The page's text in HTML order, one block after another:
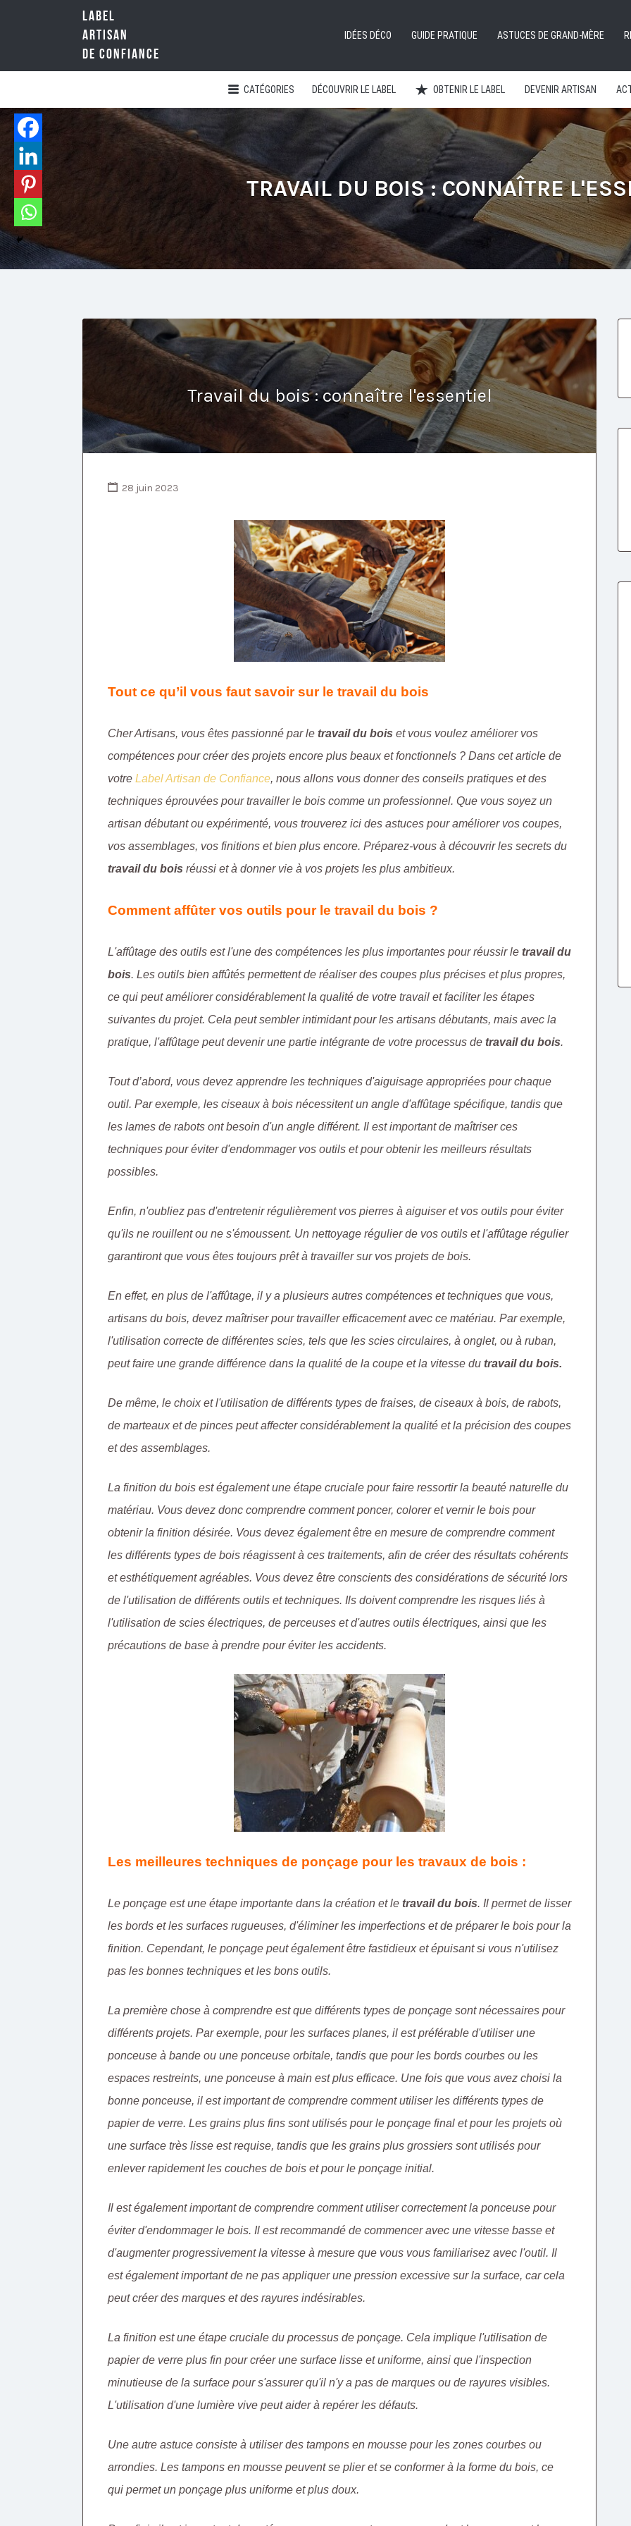
LABEL
ARTISAN
DE CONFIANCE
RÉFÉRENCE
QUALITÉ
NATIONALE
L'ARTISANAT
IDÉES DÉCO GUIDE PRATIQUE ASTUCES DE GRAND-MÈRE
Rechercher:
CATÉGORIES DÉCOUVRIR LE LABEL OBTENIR LE LABEL DEVENIR ARTISAN
TRAVAIL DU BOIS : CONNAÎTRE
Travail du bois : connaître l'essentiel
28 juin 2023
Tout ce qu’il vous faut savoir sur le travail du bois
Cher Artisans, vous êtes passionné par le travail du bois et vous voulez améliorer vos
compétences pour créer des projets encore plus beaux et fonctionnels ? Dans cet article de
votre Label Artisan de Confiance, nous allons vous donner des conseils pratiques et des
techniques éprouvées pour travailler le bois comme un professionnel. Que vous soyez un
artisan débutant ou expérimenté, vous trouverez ici des astuces pour améliorer vos coupes,
vos assemblages, vos finitions et bien plus encore. Préparez-vous à découvrir les secrets du
travail du bois réussi et à donner vie à vos projets les plus ambitieux.
Comment affûter vos outils pour le travail du bois ?
L'affûtage des outils est l'une des compétences les plus importantes pour réussir le travail du
bois. Les outils bien affûtés permettent de réaliser des coupes plus précises et plus propres,
ce qui peut améliorer considérablement la qualité de votre travail et faciliter les étapes
suivantes du projet. Cela peut sembler intimidant pour les artisans débutants, mais avec la
pratique, l'affûtage peut devenir une partie intégrante de votre processus de travail du bois.
Tout d’abord, vous devez apprendre les techniques d'aiguisage appropriées pour chaque
outil. Par exemple, les ciseaux à bois nécessitent un angle d'affûtage spécifique, tandis que
les lames de rabots ont besoin d'un angle différent. Il est important de maîtriser ces
techniques pour éviter d'endommager vos outils et pour obtenir les meilleurs résultats
possibles.
Enfin, n'oubliez pas d'entretenir régulièrement vos pierres à aiguiser et vos outils pour éviter
qu'ils ne rouillent ou ne s'émoussent. Un nettoyage régulier de vos outils et l'affûtage régulier
garantiront que vous êtes toujours prêt à travailler sur vos projets de bois.
En effet, en plus de l'affûtage, il y a plusieurs autres compétences et techniques que vous,
artisans du bois, devez maîtriser pour travailler efficacement avec ce matériau. Par exemple,
l'utilisation correcte de différentes scies, tels que les scies circulaires, à onglet, ou à ruban,
peut faire une grande différence dans la qualité de la coupe et la vitesse du travail du bois.
De même, le choix et l'utilisation de différents types de fraises, de ciseaux à bois, de rabots,
de marteaux et de pinces peut affecter considérablement la qualité et la précision des coupes
et des assemblages.
La finition du bois est également une étape cruciale pour faire ressortir la beauté naturelle du
matériau. Vous devez donc comprendre comment poncer, colorer et vernir le bois pour
obtenir la finition désirée. Vous devez également être en mesure de comprendre comment
les différents types de bois réagissent à ces traitements, afin de créer des résultats cohérents
et esthétiquement agréables. Vous devez être conscients des considérations de sécurité lors
de l'utilisation de différents outils et techniques. Ils doivent comprendre les risques liés à
l'utilisation de scies électriques, de perceuses et d'autres outils électriques, ainsi que les
précautions de base à prendre pour éviter les accidents.
Les meilleures techniques de ponçage pour les travaux de bois :
Le ponçage est une étape importante dans la création et le travail du bois. Il permet de lisser
les bords et les surfaces rugueuses, d'éliminer les imperfections et de préparer le bois pour la
finition. Cependant, le ponçage peut également être fastidieux et épuisant si vous n'utilisez
pas les bonnes techniques et les bons outils.
La première chose à comprendre est que différents types de ponçage sont nécessaires pour
différents projets. Par exemple, pour les surfaces planes, il est préférable d'utiliser une
ponceuse à bande ou une ponceuse orbitale, tandis que pour les bords courbes ou les
espaces restreints, une ponceuse à main est plus efficace. Une fois que vous avez choisi la
bonne ponceuse, il est important de comprendre comment utiliser les différents types de
papier de verre. Les grains plus fins sont utilisés pour le ponçage final et pour les projets où
une surface très lisse est requise, tandis que les grains plus grossiers sont utilisés pour
enlever rapidement les couches de bois et pour le ponçage initial.
Il est également important de comprendre comment utiliser correctement la ponceuse pour
éviter d'endommager le bois. Il est recommandé de commencer avec une vitesse basse et
d'augmenter progressivement la vitesse à mesure que vous vous familiarisez avec l'outil. Il
est également important de ne pas appliquer une pression excessive sur la surface, car cela
peut créer des marques et des rayures indésirables.
La finition est une étape cruciale du processus de ponçage. Cela implique l'utilisation de
papier de verre plus fin pour créer une surface lisse et uniforme, ainsi que l'inspection
minutieuse de la surface pour s'assurer qu'il n'y a pas de marques ou de rayures visibles.
L'utilisation d'une lumière vive peut aider à repérer les défauts.
Une autre astuce consiste à utiliser des tampons en mousse pour les zones courbes ou
arrondies. Les tampons en mousse peuvent se plier et se conformer à la forme du bois, ce
qui permet un ponçage plus uniforme et plus doux.